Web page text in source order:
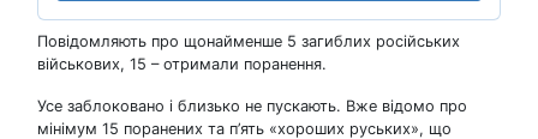
Повідомляють про щонайменше 5 загиблих російських
військових, 15 – отримали поранення.
Усе заблоковано і близько не пускають. Вже відомо про
мінімум 15 поранених та п’ять «хороших руських», що